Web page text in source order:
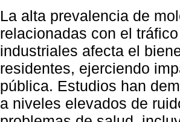
La alta prevalencia de
relacionadas con el
industriales afecta el
residentes, ejerciendo
pública. Estudios han
a niveles elevados de